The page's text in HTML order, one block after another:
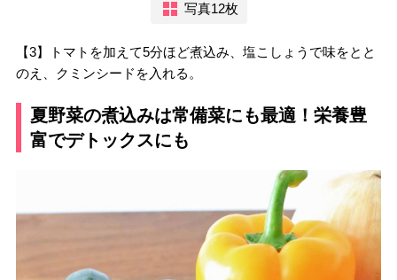
写真12枚
【3】トマトを加えて5分ほど煮込み、塩こしょうで味をとと
のえ、クミンシードを入れる。
夏野菜の煮込みは常備菜にも最適！栄養豊
富でデトックスにも